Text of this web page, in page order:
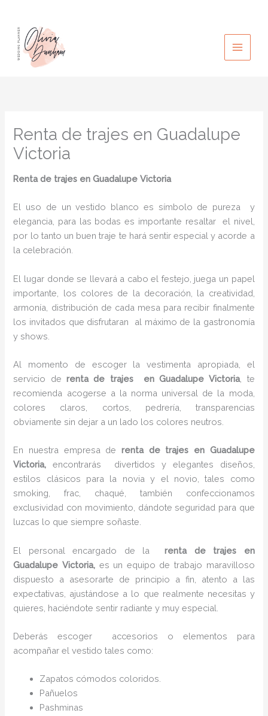
contenido
Renta de trajes en Guadalupe
Victoria
Renta de trajes en Guadalupe Victoria
El uso de un vestido blanco es símbolo de pureza y
elegancia, para las bodas es importante resaltar el nivel,
por lo tanto un buen traje te hará sentir especial y acorde a
la celebración.
El lugar donde se llevará a cabo el festejo, juega un papel
importante, los colores de la decoración, la creatividad,
armonía, distribución de cada mesa para recibir finalmente
los invitados que disfrutaran al máximo de la gastronomía
y shows.
Al momento de escoger la vestimenta apropiada, el
servicio derenta de trajes en Guadalupe Victoria, te
recomienda acogerse a la norma universal de la moda,
colores claros, cortos, pedrería, transparencias
obviamente sin dejar a un lado los colores neutros.
En nuestra empresa de renta de trajes en Guadalupe
Victoria,encontrarás
divertidos y elegantes diseños,
estilos clásicos para la novia y el novio, tales como
smoking, frac, chaqué, también confeccionamos
exclusividad con movimiento, dándote seguridad para que
luzcas lo que siempre soñaste.
El personal encargado de larenta de trajes en
Guadalupe Victoria, es un equipo de trabajo maravilloso
dispuesto a asesorarte de principio a fin, atento a las
expectativas, ajustándose a lo que realmente necesitas y
quieres, haciéndote sentir radiante y muy especial.
Deberás escoger accesorios o elementos para
acompañar el vestido tales como:
Zapatos cómodos coloridos.
Pañuelos
Pashminas